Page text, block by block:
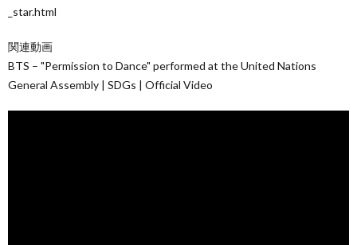
_star.html
関連動画
BTS – "Permission to Dance" performed at the United Nations
General Assembly | SDGs | Official Video